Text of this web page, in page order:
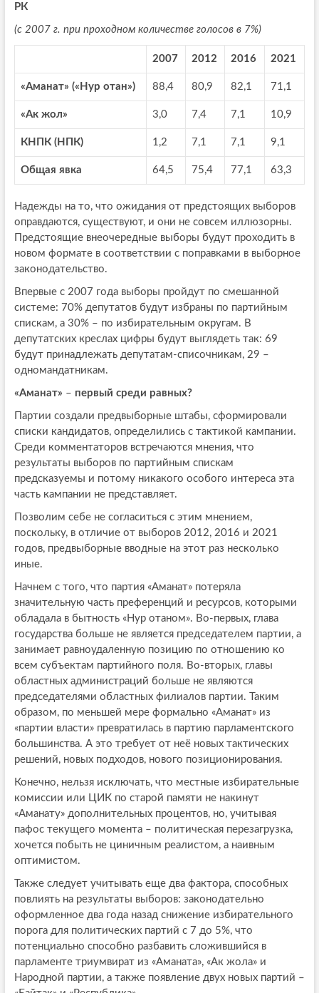
РК
(с 2007 г. при проходном количестве голосов в 7%)
2007 2012 2016 2021
«Аманат» («Нур отан») 88,4 80,9 82,1 71,1
«Ак жол» 3,0 7,4 7,1 10,9
КНПК (НПК) 1,2 7,1 7,1 9,1
Общая явка 64,5 75,4 77,1 63,3
Надежды на то, что ожидания от предстоящих выборов
оправдаются, существуют, и они не совсем иллюзорны.
Предстоящие внеочередные выборы будут проходить в
новом формате в соответствии с поправками в выборное
законодательство.
Впервые с 2007 года выборы пройдут по смешанной
системе: 70% депутатов будут избраны по партийным
спискам, а 30% – по избирательным округам. В
депутатских креслах цифры будут выглядеть так: 69
будут принадлежать депутатам-списочникам, 29 –
одномандатникам.
«Аманат» – первый среди равных?
Партии создали предвыборные штабы, сформировали
списки кандидатов, определились с тактикой кампании.
Среди комментаторов встречаются мнения, что
результаты выборов по партийным спискам
предсказуемы и потому никакого особого интереса эта
часть кампании не представляет.
Позволим себе не согласиться с этим мнением,
поскольку, в отличие от выборов 2012, 2016 и 2021
годов, предвыборные вводные на этот раз несколько
иные.
Начнем с того, что партия «Аманат» потеряла
значительную часть преференций и ресурсов, которыми
обладала в бытность «Нур отаном». Во-первых, глава
государства больше не является председателем партии, а
занимает равноудаленную позицию по отношению ко
всем субъектам партийного поля. Во-вторых, главы
областных администраций больше не являются
председателями областных филиалов партии. Таким
образом, по меньшей мере формально «Аманат» из
«партии власти» превратилась в партию парламентского
большинства. А это требует от неё новых тактических
решений, новых подходов, нового позиционирования.
Конечно, нельзя исключать, что местные избирательные
комиссии или ЦИК по старой памяти не накинут
«Аманату» дополнительных процентов, но, учитывая
пафос текущего момента – политическая перезагрузка,
хочется побыть не циничным реалистом, а наивным
оптимистом.
Также следует учитывать еще два фактора, способных
повлиять на результаты выборов: законодательно
оформленное два года назад снижение избирательного
порога для политических партий с 7 до 5%, что
потенциально способно разбавить сложившийся в
парламенте триумвират из «Аманата», «Ак жола» и
Народной партии, а также появление двух новых партий –